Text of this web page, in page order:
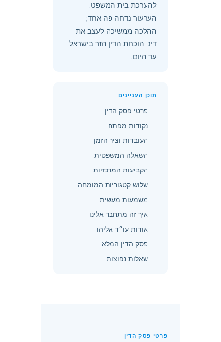
להערכת בית המשפט.
הערעור נדחה פה אחד;
ההלכה ממשיכה לעצב את
דיני הוכחת הדין הזר בישראל
עד היום.
תוכן העניינים
פרטי פסק הדין
נקודות מפתח
העובדות וציר הזמן
השאלה המשפטית
הקביעות המרכזיות
שלוש קטגוריות המומחה
משמעות מעשית
איך זה מתחבר אלינו
אודות עו״ד אליהו
פסק הדין המלא
שאלות נפוצות
פרטי פסק הדין